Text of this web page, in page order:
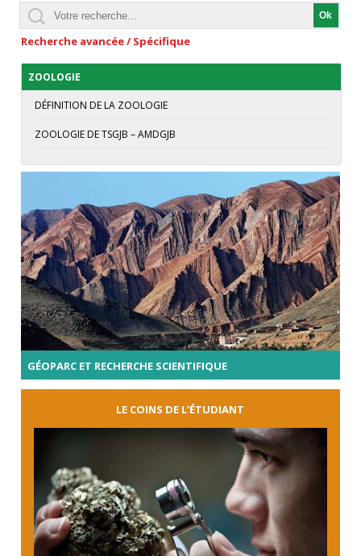
Recherche avancée / Spécifique
ZOOLOGIE
DÉFINITION DE LA ZOOLOGIE
ZOOLOGIE DE TSGJB – AMDGJB
GÉOPARC ET RECHERCHE SCIENTIFIQUE
LE COINS DE L’ÉTUDIANT